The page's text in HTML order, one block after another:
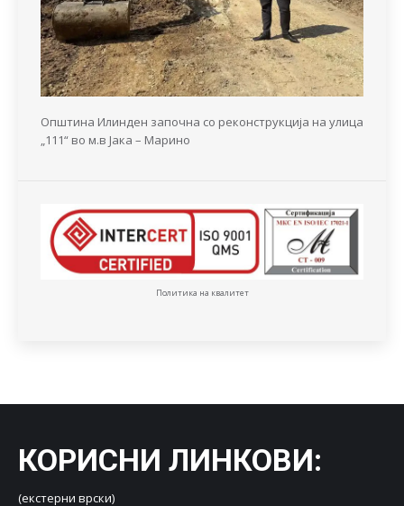
Општина Илинден започна со реконструкција на улица
„111“ во м.в Јака – Марино
Политика на квалитет
КОРИСНИ ЛИНКОВИ:
(екстерни врски)